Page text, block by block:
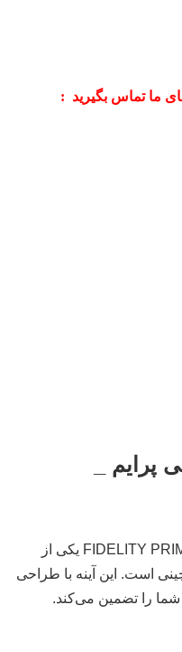
ما تماس بگیرید :
فیدلی پرایم _
آینه بغل چپ ۵ سیم فیدلی پرایم _ FIDELITY PRIME یکی از
است. این آینه با طراحی
شما را تضمین می‌کند.